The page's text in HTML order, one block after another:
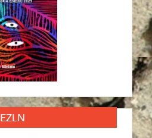
EZLN